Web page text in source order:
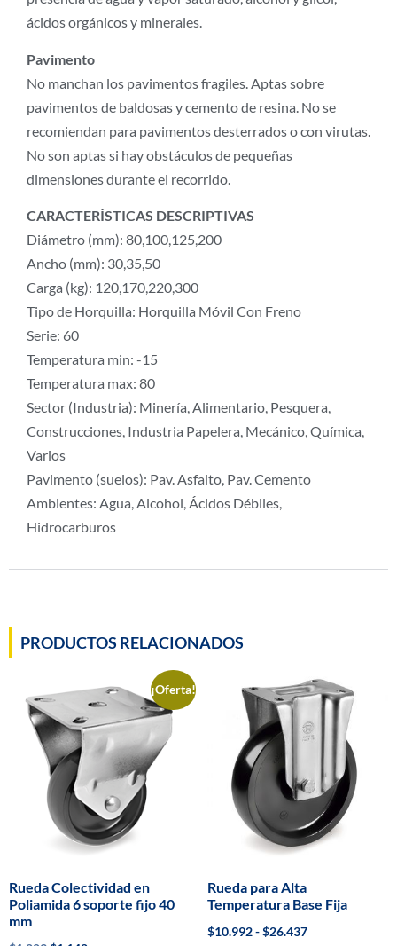
ácidos orgánicos y minerales.
Pavimento
No manchan los pavimentos fragiles. Aptas sobre
pavimentos de baldosas y cemento de resina. No se
recomiendan para pavimentos desterrados o con virutas.
No son aptas si hay obstáculos de pequeñas
dimensiones durante el recorrido.
CARACTERÍSTICAS DESCRIPTIVAS
Diámetro (mm): 80,100,125,200
Ancho (mm): 30,35,50
Carga (kg): 120,170,220,300
Tipo de Horquilla: Horquilla Móvil Con Freno
Serie: 60
Temperatura min: -15
Temperatura max: 80
Sector (Industria): Minería, Alimentario, Pesquera,
Construcciones, Industria Papelera, Mecánico, Química,
Varios
Pavimento (suelos): Pav. Asfalto, Pav. Cemento
Ambientes: Agua, Alcohol, Ácidos Débiles,
Hidrocarburos
PRODUCTOS RELACIONADOS
¡Oferta!
Rueda Colectividad en
Poliamida 6 soporte fijo 40
mm
Rueda para Alta
Temperatura Base Fija
$10.992-$26.437